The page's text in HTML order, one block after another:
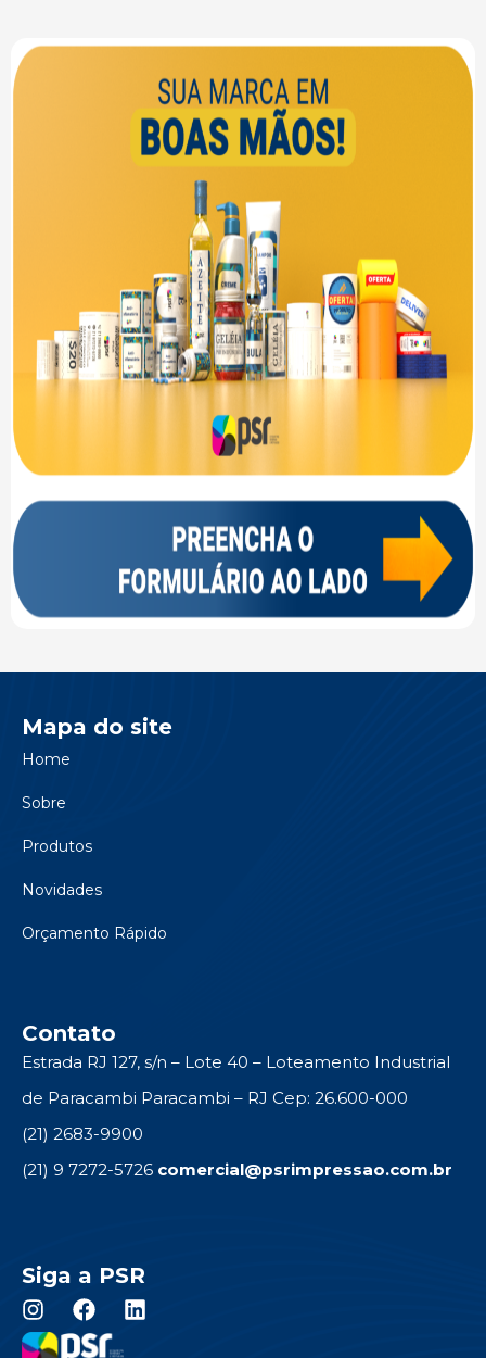
Mapa do site
Home
Sobre
Produtos
Novidades
Orçamento Rápido
Contato
Estrada RJ 127, s/n – Lote 40 – Loteamento Industrial
de Paracambi Paracambi – RJ Cep: 26.600-000
(21) 2683-9900
(21) 9 7272-5726 comercial@psrimpressao.com.br
Siga a PSR